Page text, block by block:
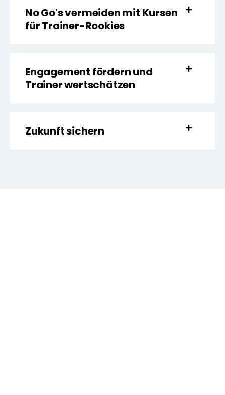
No Go's vermeiden mit Kursen
für Trainer-Rookies
Engagement fördern und
Trainer wertschätzen
Zukunft sichern